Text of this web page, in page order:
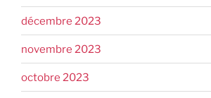
décembre 2023
novembre 2023
octobre 2023